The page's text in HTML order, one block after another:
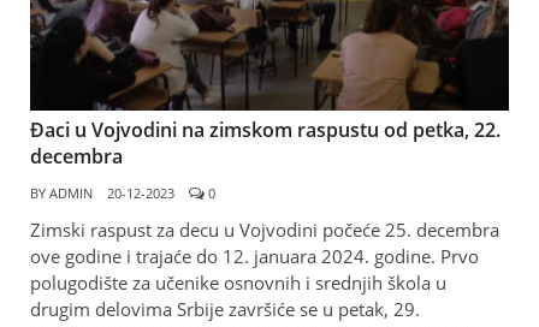
Đaci u Vojvodini na zimskom raspustu od petka, 22.
decembra
BY ADMIN 20-12-2023 0
Zimski raspust za decu u Vojvodini počeće 25. decembra
ove godine i trajaće do 12. januara 2024. godine. Prvo
polugodište za učenike osnovnih i srednjih škola u
drugim delovima Srbije završiće se u petak, 29.